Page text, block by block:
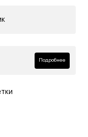
Подробнее